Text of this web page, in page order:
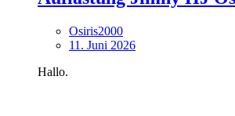
Osiris2000
11. Juni 2026
Hallo.